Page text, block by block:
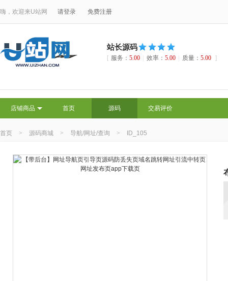
嗨，欢迎来U站网 请登录 免费注册
站长源码
[ 服务： 5.00 效率： 5.00 质量： 5.00 ]
店铺商品 首页 源码 交易评价
首页 > 源码商城 > 导航/网址/查询 > ID_105